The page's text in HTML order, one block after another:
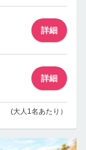
詳細
詳細
(大人1名あたり）